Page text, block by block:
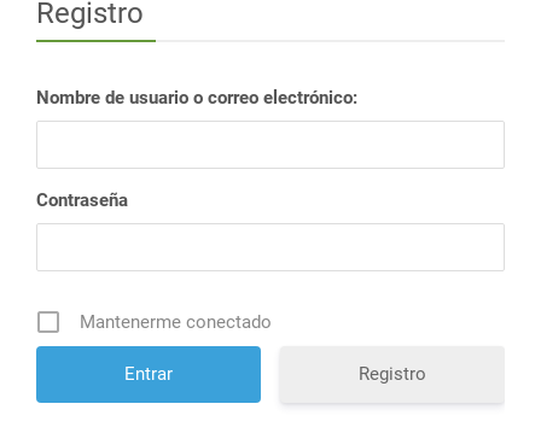
Registro
Nombre de usuario o correo electrónico:
Contraseña
Mantenerme conectado
Registro